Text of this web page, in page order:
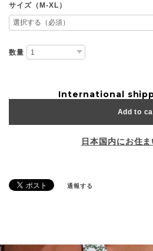
サイズ（M-XL）
数量
International
Add to
日本国内にお住
通報する